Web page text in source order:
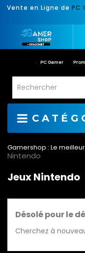
Vente en Ligne de PC
PC Gamer
Gamershop : Le
Nintendo
Jeux Nintendo
Désolé pour le
Cherchez à